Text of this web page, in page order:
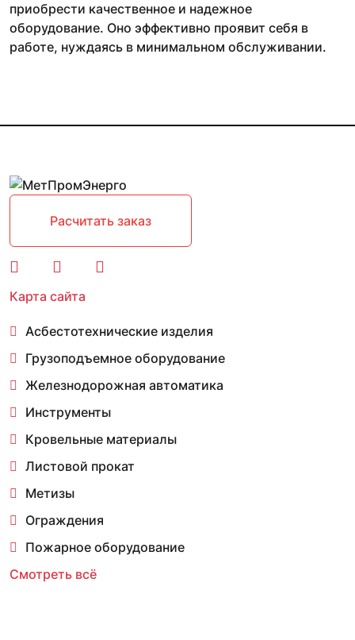
приобрести качественное и надежное
оборудование. Оно эффективно проявит себя в
работе, нуждаясь в минимальном обслуживании.
Расчитать заказ
Карта сайта
Асбестотехнические изделия
Грузоподъемное оборудование
Железнодорожная автоматика
Инструменты
Кровельные материалы
Листовой прокат
Метизы
Ограждения
Пожарное оборудование
Смотреть всё